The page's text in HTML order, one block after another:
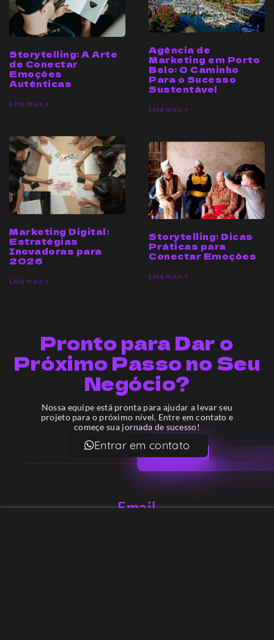
Storytelling: A Arte
de Conectar
Emoções
Autênticas
Leia mais »
Agência de
Marketing em Porto
Belo: O Caminho
Para o Sucesso
Sustentável
Leia mais »
Marketing Digital:
Estratégias
Inovadoras para
2026
Leia mais »
Storytelling: Dicas
Práticas para
Conectar Emoções
Leia mais »
Pronto para Dar o
Próximo Passo no Seu
Negócio?
Nossa equipe está pronta para ajudar a levar seu
projeto para o próximo nível. Entre em contato e
começe sua jornada de sucesso!
Entrar em contato
Email